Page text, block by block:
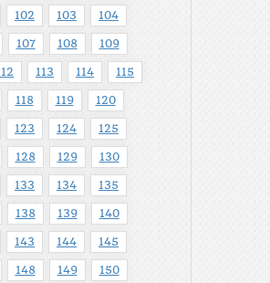
102 103 104
107 108 109
113 114 115
118 119 120
123 124 125
128 129 130
133 134 135
138 139 140
143 144 145
148 149 150